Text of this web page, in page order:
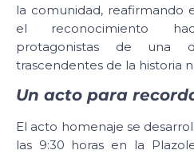
la comunidad, reafirmando
el reconocimiento
protagonistas de una
trascendentes de la historia
Un acto para
El acto homenaje se
las 9:30 horas en la